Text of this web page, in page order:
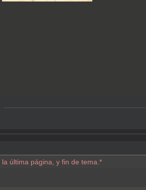
la última página, y fin de tema.*